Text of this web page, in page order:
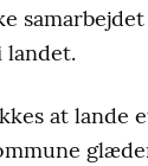
landet.
at lande